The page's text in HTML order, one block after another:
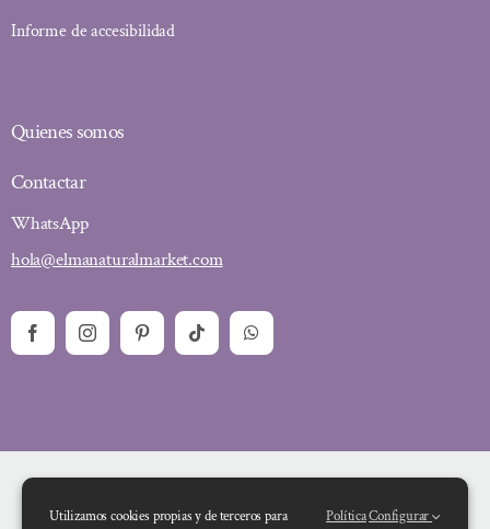
Informe de accesibilidad
Quienes somos
Contactar
WhatsApp
hola@elmanaturalmarket.com
Utilizamos cookies propias y de terceros para PolíticaConfigurar